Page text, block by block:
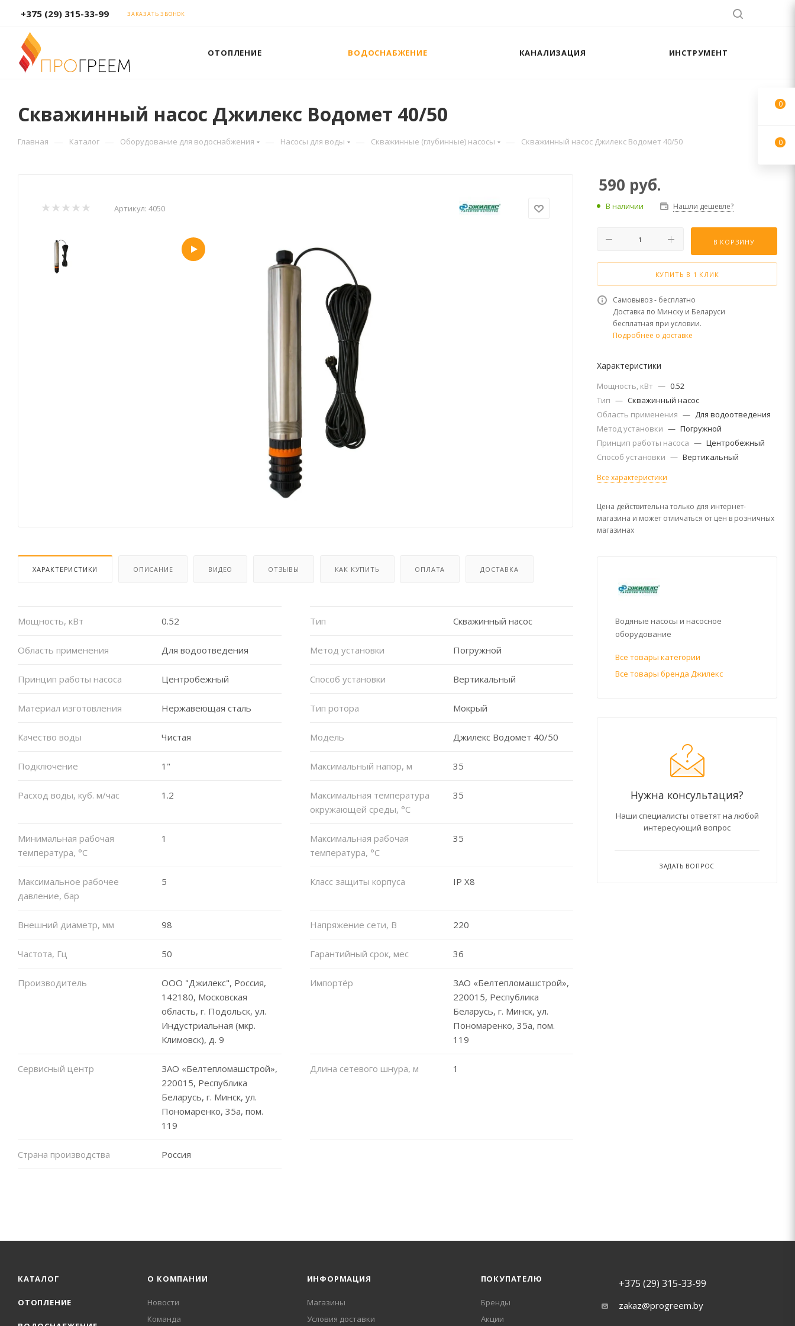
+375 (29) 315-33-99 ЗАКАЗАТЬ ЗВОНОК
ОТОПЛЕНИЕ ВОДОСНАБЖЕНИЕ КАНАЛИЗАЦИЯ ИНСТРУМЕНТ
Скважинный насос Джилекс Водомет 40/50
Главная — Каталог — Оборудование для водоснабжения — Насосы для воды — Скважинные (глубинные) насосы — Скважинный насос Джилекс Водомет 40/50
Артикул: 4050
ХАРАКТЕРИСТИКИ ОПИСАНИЕ ВИДЕО ОТЗЫВЫ КАК КУПИТЬ ОПЛАТА ДОСТАВКА
Мощность, кВт 0.52 Тип Скважинный насос
Область применения Для водоотведения Метод установки Погружной
Принцип работы насоса Центробежный Способ установки Вертикальный
Материал изготовления Нержавеющая сталь Тип ротора Мокрый
Качество воды Чистая Модель Джилекс Водомет 40/50
Подключение 1" Максимальный напор, м 35
Расход воды, куб. м/час 1.2
Максимальная температура
окружающей среды, °С
35
Минимальная рабочая
температура, °C
1
Максимальная рабочая
температура, °C
35
Максимальное рабочее
давление, бар
5 Класс защиты корпуса IP X8
Внешний диаметр, мм 98 Напряжение сети, В 220
Частота, Гц 50 Гарантийный срок, мес 36
Производитель
ООО "Джилекс", Россия,
142180, Московская
область, г. Подольск, ул.
Индустриальная (мкр.
Климовск), д. 9
Импортёр
ЗАО «Белтепломашстрой»,
220015, Республика
Беларусь, г. Минск, ул.
Пономаренко, 35а, пом.
119
Сервисный центр
ЗАО «Белтепломашстрой»,
220015, Республика
Беларусь, г. Минск, ул.
Пономаренко, 35а, пом.
119
Длина сетевого шнура, м 1
Страна производства Россия
590 руб.
В наличии Нашли дешевле?
В КОРЗИНУ
КУПИТЬ В 1 КЛИК
Самовывоз - бесплатно
Доставка по Минску и Беларуси
бесплатная при условии.
Подробнее о доставке
Характеристики
Мощность, кВт — 0.52
Тип — Скважинный насос
Область применения — Для водоотведения
Метод установки — Погружной
Принцип работы насоса — Центробежный
Способ установки — Вертикальный
Все характеристики
Цена действительна только для интернет-
магазина и может отличаться от цен в розничных
магазинах
Водяные насосы и насосное
оборудование
Все товары категории
Все товары бренда Джилекс
Нужна консультация?
Наши специалисты ответят на любой
интересующий вопрос
ЗАДАТЬ ВОПРОС
КАТАЛОГ
ОТОПЛЕНИЕ
О КОМПАНИИ
Новости
Команда
ИНФОРМАЦИЯ
Магазины
Условия доставки
ПОКУПАТЕЛЮ
Бренды
Акции
+375 (29) 315-33-99
zakaz@progreem.by
0
0